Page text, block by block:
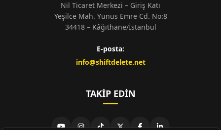
Nil Ticaret Merkezi – Giriş Katı
Yeşilce Mah. Yunus Emre Cd. No:8
34418 – Kâğıthane/İstanbul
E-posta:
info@shiftdelete.net
TAKIP EDIN